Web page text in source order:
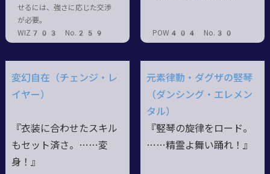
せるには、強さに応じた交渉
が必要。
WIZ703 No.259
POW404 No.30
変幻自在（チェンジ・レ
イヤー）
『衣装に合わせたスキル
もセット済さ。……変
身！』
元素律動・ダグザの竪琴
（ダンシング・エレメン
タル）
『竪琴の旋律をロード。
……精霊よ舞い踊れ！』